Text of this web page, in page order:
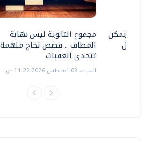
مجموع الثانوية ليس نهاية
المطاف .. قصص نجاح ملهمة
تتحدى العقبات
السبت، 08 اغسطس 2026 11:22 ص
.. هل يمكن
نتعامل